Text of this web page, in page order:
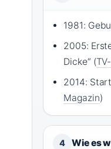
1981:
2005:
Dicke“ (
2014:
Magazin)
4 Wie es